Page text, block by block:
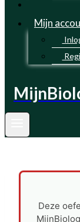
Mijn
Deze